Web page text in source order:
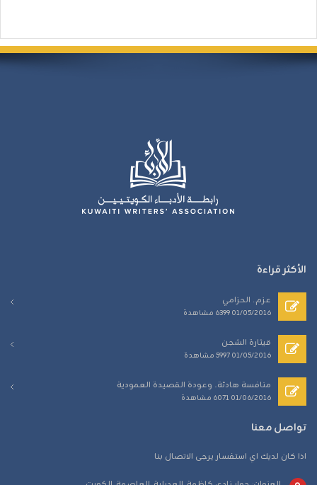
الأكثر قراءة
عزم.. الحزامي
01/05/20166399 مشاهدة
قيثارة الشجن
01/05/20165997 مشاهدة
منافسة هادئة.. وعودة القصيدة العمودية
01/06/20166071 مشاهدة
تواصل معنا
اذا كان لديك اي استفسار يرجى الاتصال بنا